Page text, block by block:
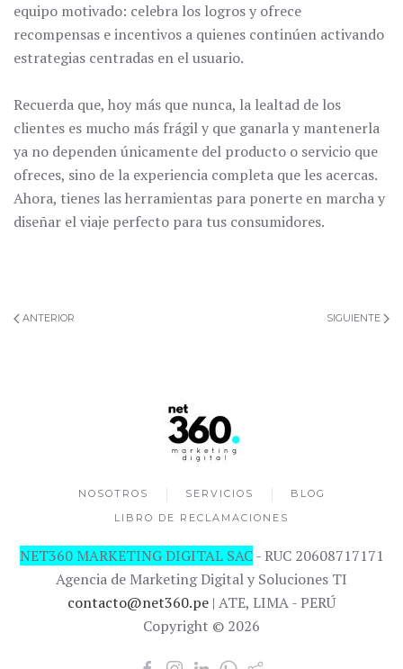
equipo motivado: celebra los logros y ofrece
recompensas e incentivos a quienes continúen activando
estrategias centradas en el usuario.
Recuerda que, hoy más que nunca, la lealtad de los
clientes es mucho más frágil y que ganarla y mantenerla
ya no dependen únicamente del producto o servicio que
ofreces, sino de la experiencia completa que les acercas.
Ahora, tienes las herramientas para ponerte en marcha y
diseñar el viaje perfecto para tus consumidores.
ANTERIOR SIGUIENTE
NOSOTROS SERVICIOS
BLOG
LIBRO DE RECLAMACIONES
NET360 MARKETING DIGITAL SAC- RUC 20608717171
Agencia de Marketing Digital y Soluciones TI
contacto@net360.pe | ATE, LIMA - PERÚ
Copyright © 2026